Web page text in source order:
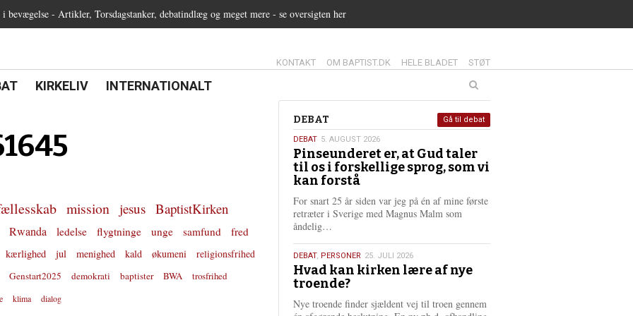
bevægelse - Artikler, Torsdagstanker, debatindlæg og meget mere - se oversigten her
13.0:
KONTAKT 14.0:
OM BAPTIST.DK 15.0:
HELE BLADET 16.0:
STØT
21.0:
KIRKELIV 22.0:
INTERNATIONALT
mission jesus BaptistKirken
Rwanda ledelse flygtninge unge samfund
fred
kærlighed jul menighed kald økumeni
religionsfrihed
Genstart2025 demokrati baptister BWA
trosfrihed
klima dialog
Debat
DEBAT
5.
august
2026
DEBAT 5. AUGUST 2026
Pinseunderet er, at Gud taler
til os i forskellige sprog, som vi
kan forstå
For snart 25 år siden var jeg på én af mine første
retræter i Sverige med Magnus Malm som
åndelig…
s
m
e
r
e
25.
juli
2026
DEBAT, PERSONER 25. JULI 2026
Hvad kan kirken lære af nye
troende?
Nye troende finder sjældent vej til troen gennem
Gå til debat